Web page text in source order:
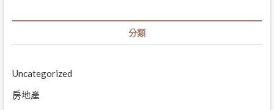
分類
Uncategorized
房地產